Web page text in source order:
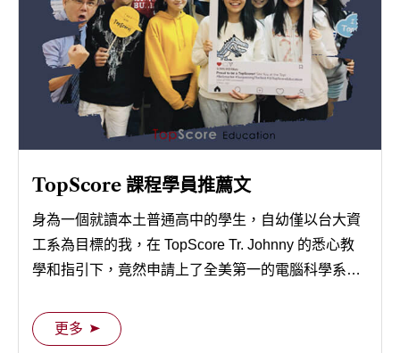
TopScore 課程學員推薦文
身為一個就讀本土普通高中的學生，自幼僅以台大資
工系為目標的我，在 TopScore Tr. Johnny 的悉心教
學和指引下，竟然申請上了全美第一的電腦科學系
初相信 TopScore，是因為優秀學長姊的口碑及他們紮
實的榜單，也因為我相信我自己在網路上蒐集了許多
更多